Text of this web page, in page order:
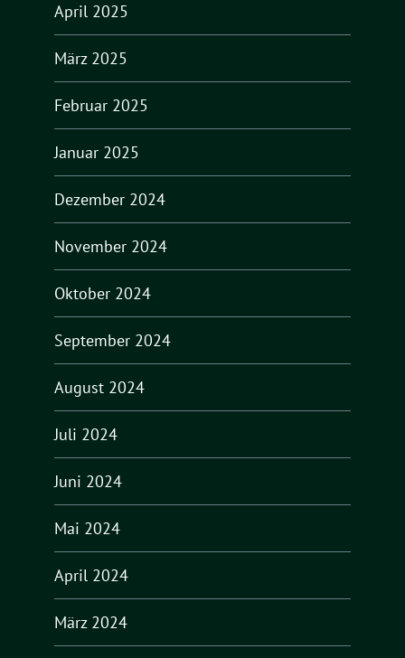
April 2025
März 2025
Februar 2025
Januar 2025
Dezember 2024
November 2024
Oktober 2024
September 2024
August 2024
Juli 2024
Juni 2024
Mai 2024
April 2024
März 2024